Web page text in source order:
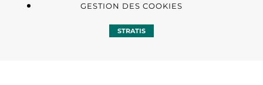
GESTION DES COOKIES
STRATIS